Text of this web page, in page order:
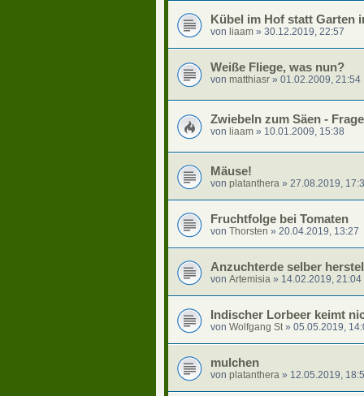
Kübel im Hof statt Garten
von liaam » 30.12.2019, 22:57
Weiße Fliege, was nun?
von matthiasr » 01.02.2009, 21:54
Zwiebeln zum Säen -
von liaam » 10.01.2009, 15:38
Mäuse!
von platanthera » 27.08.2019,
Fruchtfolge bei Tomaten
von Thorsten » 20.04.2019, 13:27
Anzuchterde selber
von Artemisia » 14.02.2019, 21:04
Indischer Lorbeer keimt
von Wolfgang St » 05.05.2019,
mulchen
von platanthera » 12.05.2019,